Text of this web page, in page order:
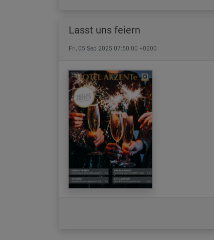
Lasst uns feiern
Fri, 05 Sep 2025 07:50:00 +0200